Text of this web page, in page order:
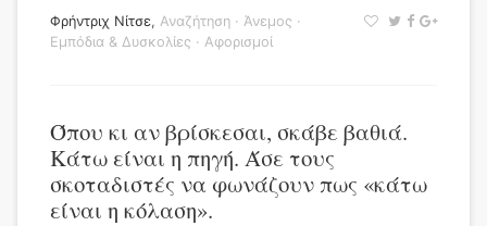
Φρήντριχ Νίτσε, Αναζήτηση · Άνεμος ·
Εμπόδια & Δυσκολίες · Αφορισμοί
Όπου κι αν βρίσκεσαι, σκάβε βαθιά.
Κάτω είναι η πηγή. Άσε τους
σκοταδιστές να φωνάζουν πως «κάτω
είναι η κόλαση».